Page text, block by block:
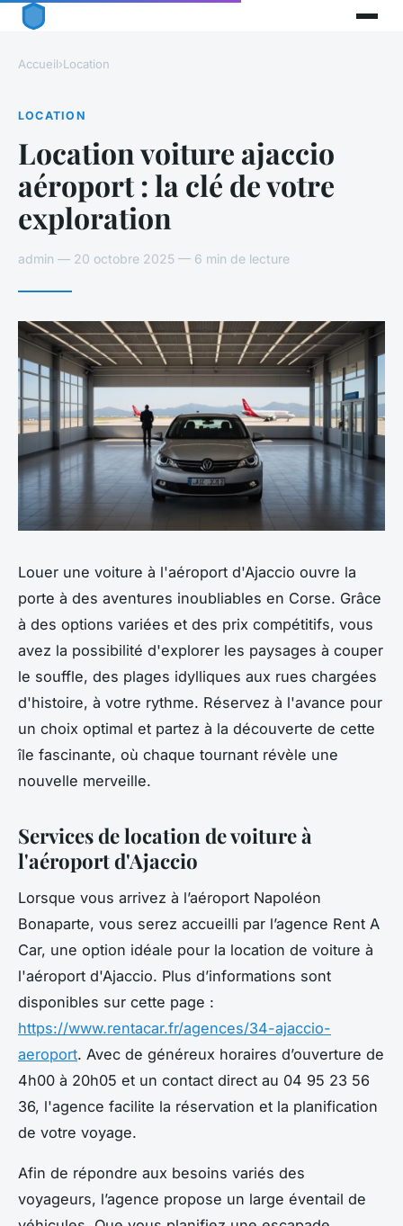
Accueil›Location
LOCATION
Location voiture ajaccio
aéroport : la clé de votre
exploration
admin — 20 octobre 2025 — 6 min de lecture
Louer une voiture à l'aéroport d'Ajaccio ouvre la
porte à des aventures inoubliables en Corse. Grâce
à des options variées et des prix compétitifs, vous
avez la possibilité d'explorer les paysages à couper
le souffle, des plages idylliques aux rues chargées
d'histoire, à votre rythme. Réservez à l'avance pour
un choix optimal et partez à la découverte de cette
île fascinante, où chaque tournant révèle une
nouvelle merveille.
Services de location de voiture à
l'aéroport d'Ajaccio
Lorsque vous arrivez à l’aéroport Napoléon
Bonaparte, vous serez accueilli par l’agence Rent A
Car, une option idéale pour la location de voiture à
l'aéroport d'Ajaccio. Plus d’informations sont
disponibles sur cette page :
https://www.rentacar.fr/agences/34-ajaccio-
aeroport. Avec de généreux horaires d’ouverture de
4h00 à 20h05 et un contact direct au 04 95 23 56
36, l'agence facilite la réservation et la planification
de votre voyage.
Afin de répondre aux besoins variés des
voyageurs, l’agence propose un large éventail de